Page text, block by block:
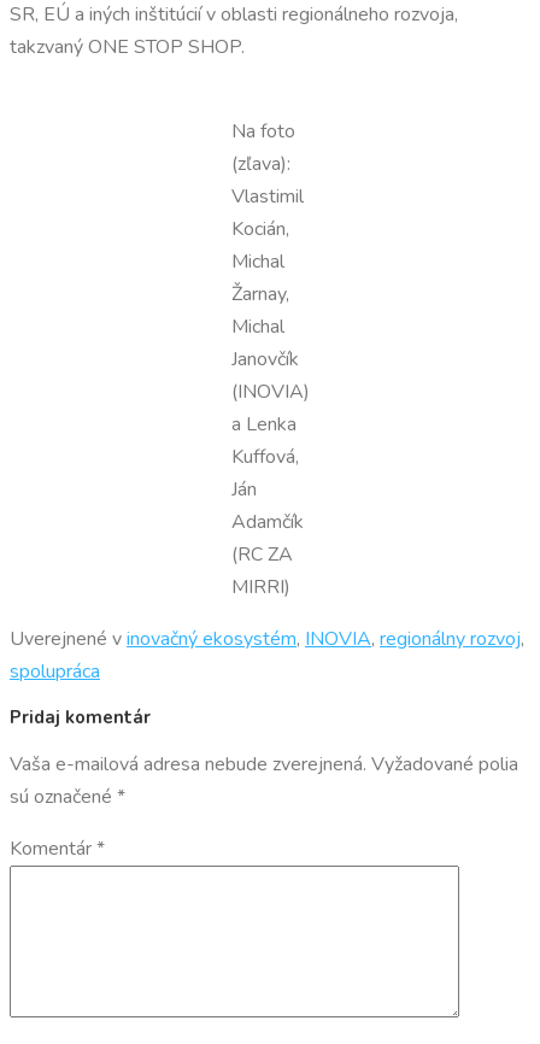
SR, EÚ a iných inštitúcií v oblasti regionálneho rozvoja,
takzvaný ONE STOP SHOP.
Na foto
(zľava):
Vlastimil
Kocián,
Michal
Žarnay,
Michal
Janovčík
(INOVIA)
a Lenka
Kuffová,
Ján
Adamčík
(RC ZA
MIRRI)
Uverejnené vinovačný ekosystém, INOVIA, regionálny rozvoj,
spolupráca
Pridaj komentár
Vaša e-mailová adresa nebude zverejnená. Vyžadované polia
sú označené *
Komentár*